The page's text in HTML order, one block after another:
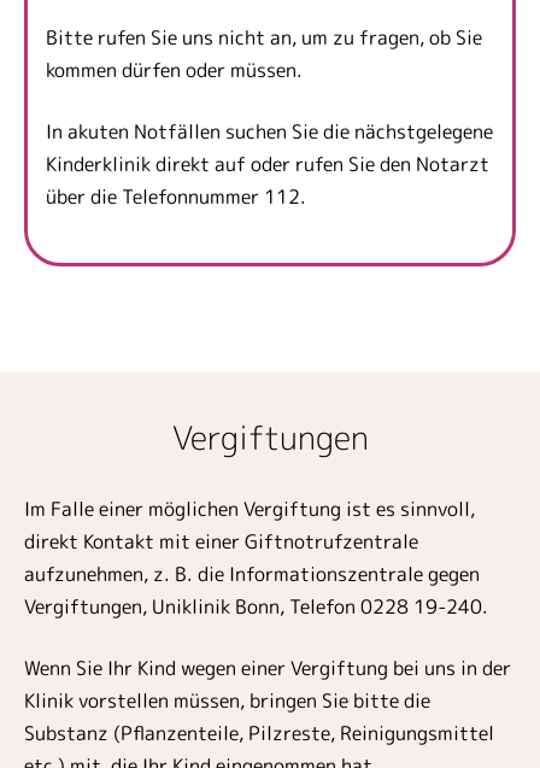
Bitte rufen Sie uns nicht an, um zu fragen, ob Sie
kommen dürfen oder müssen.
In akuten Notfällen suchen Sie die nächstgelegene
Kinderklinik direkt auf oder rufen Sie den Notarzt
über die Telefonnummer 112.
Vergiftungen
Im Falle einer möglichen Vergiftung ist es sinnvoll,
direkt Kontakt mit einer Giftnotrufzentrale
aufzunehmen, z. B. die Informationszentrale gegen
Vergiftungen, Uniklinik Bonn, Telefon 0228 19-240.
Wenn Sie Ihr Kind wegen einer Vergiftung bei uns in der
Klinik vorstellen müssen, bringen Sie bitte die
Substanz (Pflanzenteile, Pilzreste, Reinigungsmittel